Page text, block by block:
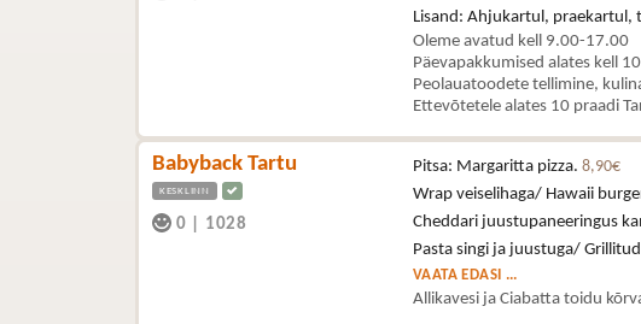
Lisand: Ahjukartul, praekartul,
Oleme avatud kell 9.00-17.00
Päevapakkumised alates kell
Peolauatoodete tellimine,
Ettevõtetele alates 10 praadi
Babyback Tartu
KESKLINN
0 1028
Pitsa: Margaritta pizza. 8,90€
Wrap veiselihaga/ Hawaii
Cheddari juustupaneeringus
Pasta singi ja juustuga/
VAATA EDASI ...
Allikavesi ja Ciabatta toidu